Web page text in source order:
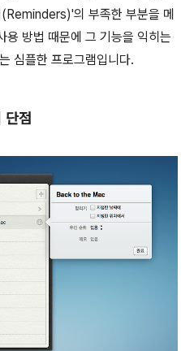
의 부족한 부분을 메
용 방법 때문에 그 기능을 익히는
심플한 프로그램입니다.
점